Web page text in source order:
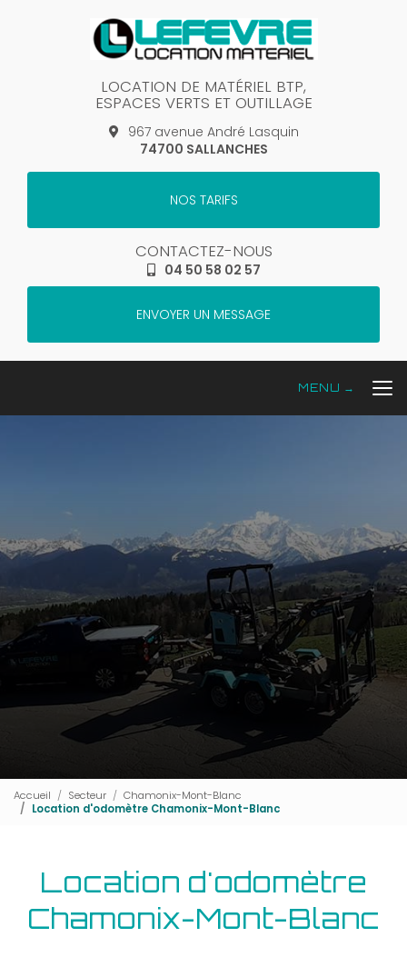
LOCATION DE MATÉRIEL BTP,
ESPACES VERTS ET OUTILLAGE
967 avenue André Lasquin
74700 SALLANCHES
NOS TARIFS
CONTACTEZ-NOUS
04 50 58 02 57
ENVOYER UN MESSAGE
Accueil Secteur
Chamonix-Mont-Blanc
Location d'odomètre Chamonix-Mont-Blanc
Location d'odomètre
Chamonix-Mont-Blanc